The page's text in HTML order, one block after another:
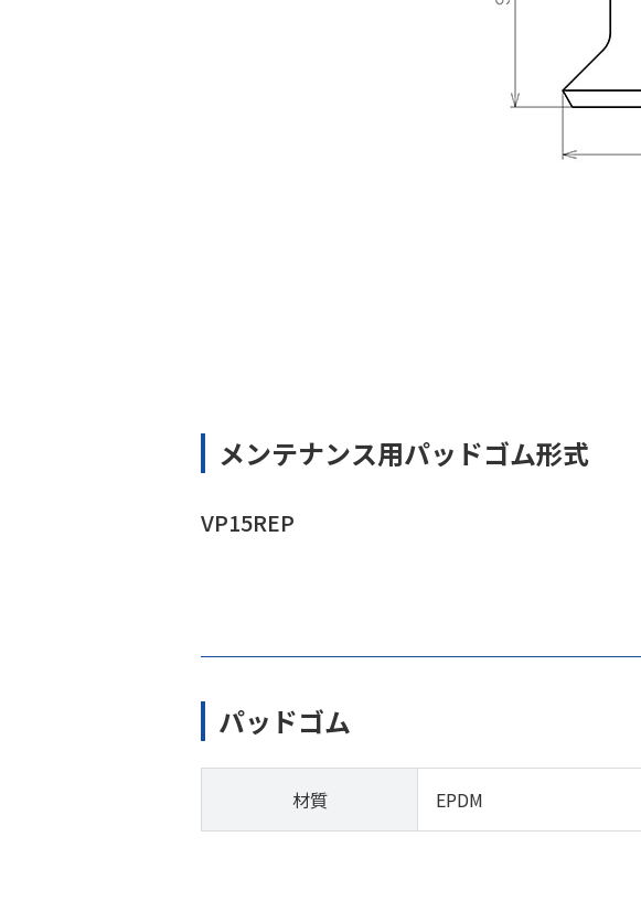
メンテナンス用パッドゴム形式
VP15REP
パッドゴム
材質 EPDM